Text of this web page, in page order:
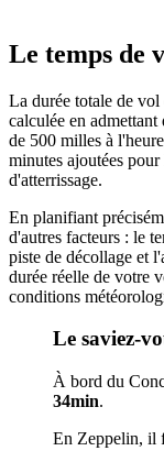
+
Le temps de
La durée totale de vol
calculée en
de 500 milles à
minutes ajoutées
d'atterrissage.
En planifiant
d'autres facteurs : le
piste de décollage et
durée réelle de votre
conditions
Le saviez-
À bord du
34min.
En Zeppelin, il